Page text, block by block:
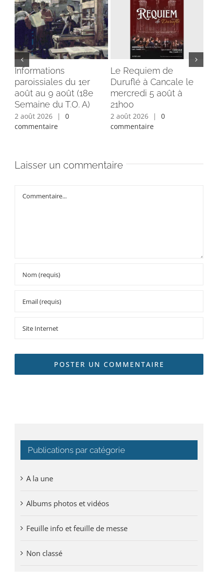
Informations
paroissiales du 1er
août au 9 août (18e
Semaine du T.O. A)
2 août 2026 |
0
commentaire
Le Requiem de
Duruflé à Cancale le
mercredi 5 août à
21h00
2 août 2026 |
0
commentaire
Laisser un commentaire
Commentaire
Publications par catégorie
A la une
Albums photos et vidéos
Feuille info et feuille de messe
Non classé